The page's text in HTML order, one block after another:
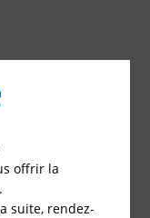
offrir la
suite, rendez-